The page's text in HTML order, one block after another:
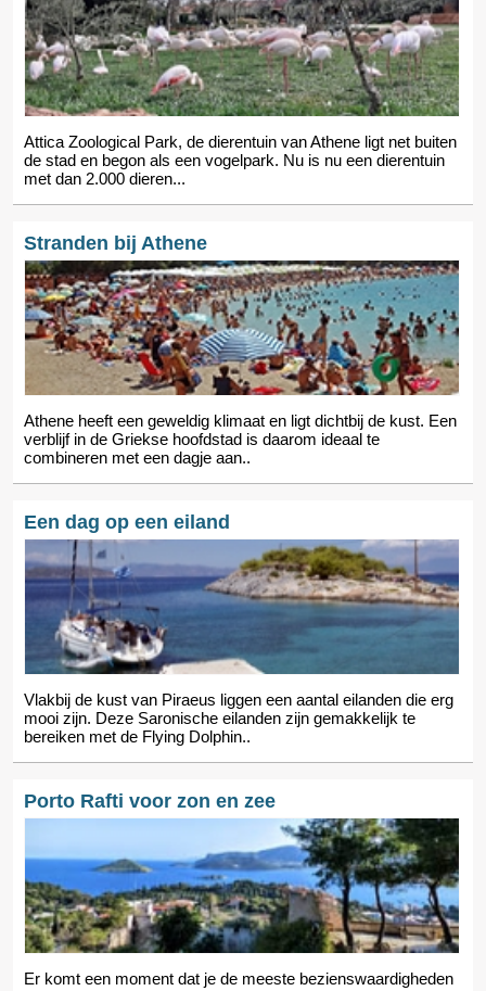
Attica Zoological Park, de dierentuin van Athene ligt net buiten
de stad en begon als een vogelpark. Nu is nu een dierentuin
met dan 2.000 dieren...
Stranden bij Athene
Athene heeft een geweldig klimaat en ligt dichtbij de kust. Een
verblijf in de Griekse hoofdstad is daarom ideaal te
combineren met een dagje aan..
Een dag op een eiland
Vlakbij de kust van Piraeus liggen een aantal eilanden die erg
mooi zijn. Deze Saronische eilanden zijn gemakkelijk te
bereiken met de Flying Dolphin..
Porto Rafti voor zon en zee
Er komt een moment dat je de meeste bezienswaardigheden